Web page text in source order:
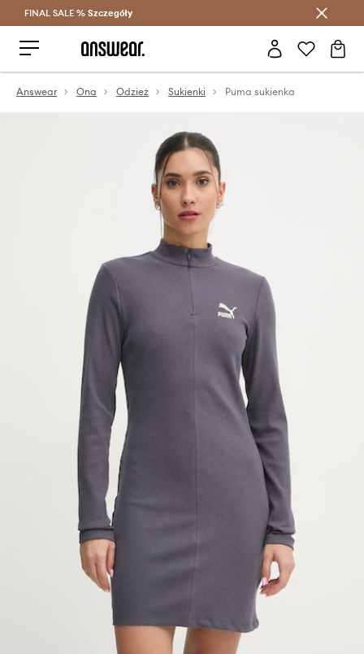
Oszczędzaj z Answear Club >
FINAL SALE % Szczegóły
Answear Ona Odzież Sukienki Puma sukienka